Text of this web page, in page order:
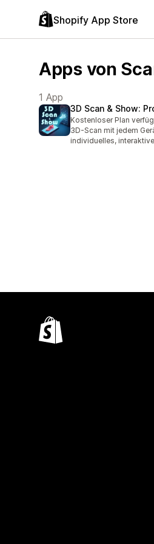
Shopify App Store
Apps von
1 App
3D Scan & Show:
Kostenloser Plan
3D-Scan mit jedem
individuelles,